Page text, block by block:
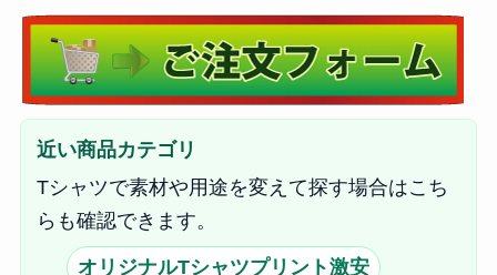
近い商品カテゴリ
Tシャツで素材や用途を変えて探す場合はこち
らも確認できます。
オリジナルTシャツプリント激安